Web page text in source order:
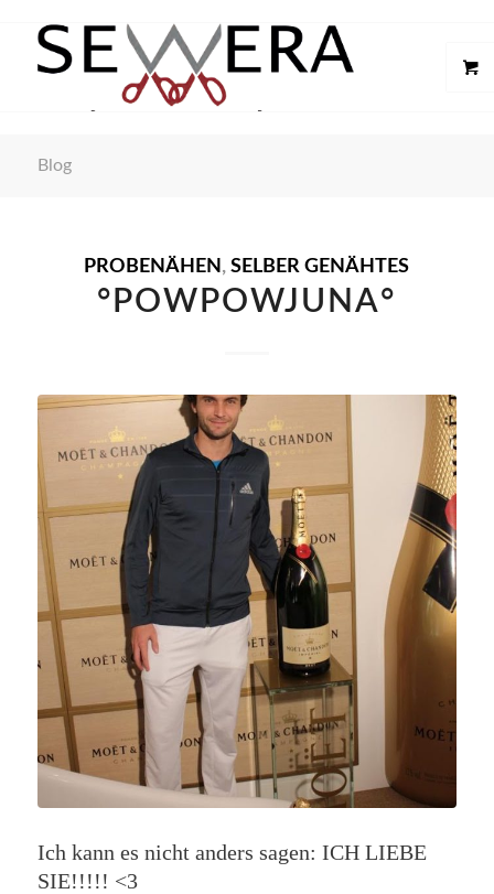
Blog
PROBENÄHEN ,SELBER GENÄHTES
°POWPOWJUNA°
Ich kann es nicht anders sagen: ICH LIEBE
SIE!!!!! <3